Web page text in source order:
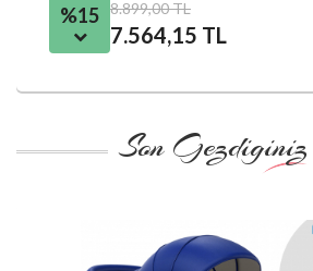
%15 8.899,00 TL
7.564,15 TL
Son Gezdiginiz